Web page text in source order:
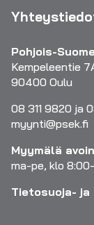
Pohjois-
Kempeleentie
90400 Oulu
08 311 9820 ja
myynti@psek.fi
Myymälä
ma-pe, klo
Tietosuoja-